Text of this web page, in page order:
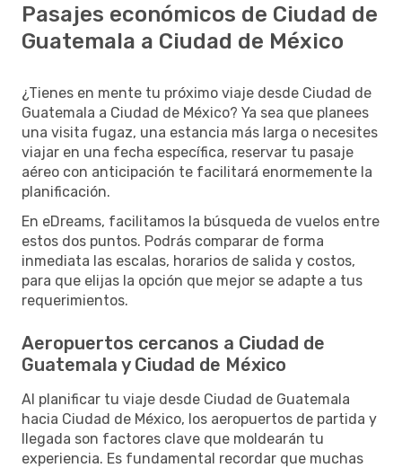
Pasajes económicos de Ciudad de
Guatemala a Ciudad de México
¿Tienes en mente tu próximo viaje desde Ciudad de
Guatemala a Ciudad de México? Ya sea que planees
una visita fugaz, una estancia más larga o necesites
viajar en una fecha específica, reservar tu pasaje
aéreo con anticipación te facilitará enormemente la
planificación.
En eDreams, facilitamos la búsqueda de vuelos entre
estos dos puntos. Podrás comparar de forma
inmediata las escalas, horarios de salida y costos,
para que elijas la opción que mejor se adapte a tus
requerimientos.
Aeropuertos cercanos a Ciudad de
Guatemala y Ciudad de México
Al planificar tu viaje desde Ciudad de Guatemala
hacia Ciudad de México, los aeropuertos de partida y
llegada son factores clave que moldearán tu
experiencia. Es fundamental recordar que muchas